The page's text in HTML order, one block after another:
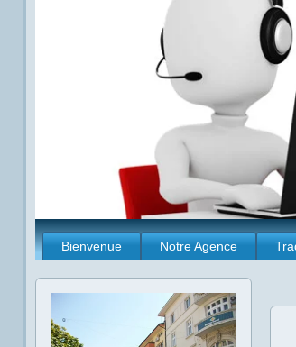
Bienvenue Notre Agence